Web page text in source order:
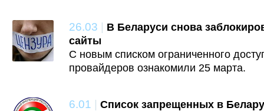
26.03 | В Беларуси снова
сайты
С новым списком ограниченного
провайдеров ознакомили 25 марта.
6.01 | Список запрещенных в